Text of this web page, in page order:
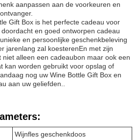
aanpassen aan de voorkeuren en
Gift Box is het perfecte cadeau voor
en goed ontworpen cadeau
en persoonlijke geschenkbeleving
jarenlang zal koesterenEn met zijn
alleen een cadeaubon maar ook een
kan worden gebruikt voor opslag of
nog uw Wine Bottle Gift Box en
aan uw geliefden..
Wijnfles geschenkdoos